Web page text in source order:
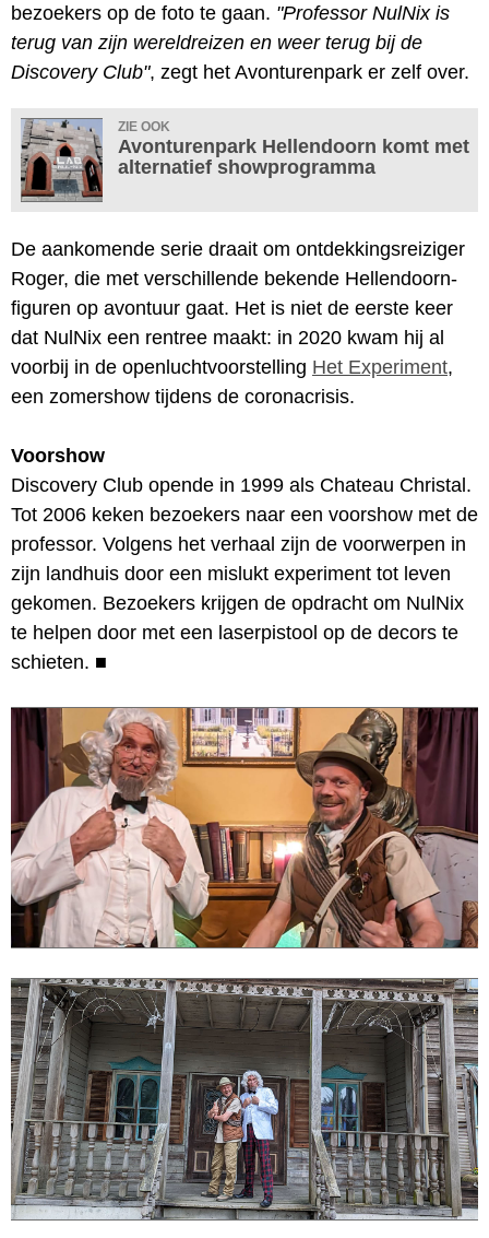
bezoekers op de foto te gaan. "Professor NulNix is
terug van zijn wereldreizen en weer terug bij de
Discovery Club", zegt het Avonturenpark er zelf over.
ZIE OOK
Avonturenpark Hellendoorn komt met
alternatief showprogramma
De aankomende serie draait om ontdekkingsreiziger
Roger, die met verschillende bekende Hellendoorn-
figuren op avontuur gaat. Het is niet de eerste keer
dat NulNix een rentree maakt: in 2020 kwam hij al
voorbij in de openluchtvoorstelling Het Experiment,
een zomershow tijdens de coronacrisis.
Voorshow
Discovery Club opende in 1999 als Chateau Christal.
Tot 2006 keken bezoekers naar een voorshow met de
professor. Volgens het verhaal zijn de voorwerpen in
zijn landhuis door een mislukt experiment tot leven
gekomen. Bezoekers krijgen de opdracht om NulNix
te helpen door met een laserpistool op de decors te
schieten. ■